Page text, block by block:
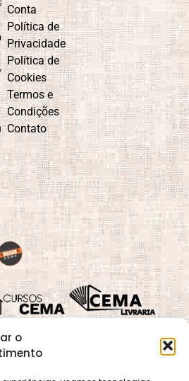
o
Conta
Política de
Privacidade
Política de
Cookies
Termos e
Condições
Contato